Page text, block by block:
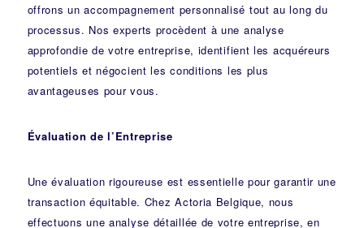
offrons un accompagnement personnalisé tout au long du
processus. Nos experts procèdent à une analyse
approfondie de votre entreprise, identifient les acquéreurs
potentiels et négocient les conditions les plus
avantageuses pour vous.
Évaluation de l’Entreprise
Une évaluation rigoureuse est essentielle pour garantir une
transaction équitable. Chez Actoria Belgique, nous
effectuons une analyse détaillée de votre entreprise, en